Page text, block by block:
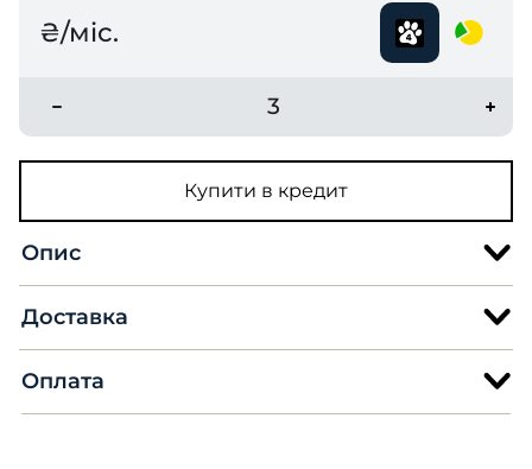
₴/міс.
3
Купити в кредит
Опис
Доставка
Оплата